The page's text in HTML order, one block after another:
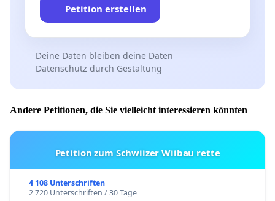
Petition erstellen
Deine Daten bleiben deine Daten
Datenschutz durch Gestaltung
Andere Petitionen, die Sie vielleicht interessieren könnten
Petition zum Schwiizer Wiibau rette
4 108 Unterschriften
2 720 Unterschriften / 30 Tage